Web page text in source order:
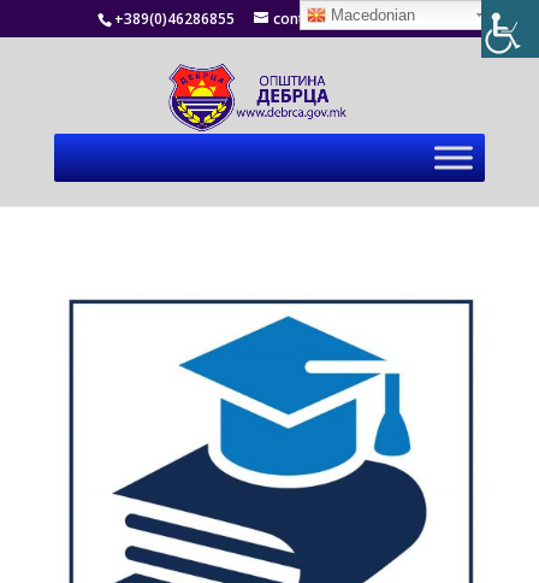
+389(0)46286855 contact@debrca.gov.mk
Macedonian